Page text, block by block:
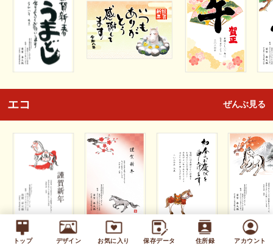
トップ デザイン お気に入り 保存データ 住所録 アカウント
エコ ぜんぶ見る